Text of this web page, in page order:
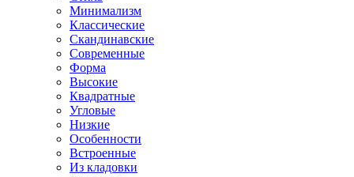
Минимализм
Классические
Скандинавские
Современные
Форма
Высокие
Квадратные
Угловые
Низкие
Особенности
Встроенные
Из кладовки